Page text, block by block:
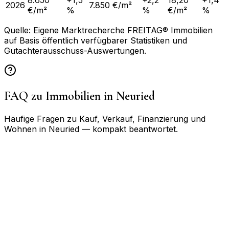
2026 €/m²
%
7.850 €/m²
%
€/m²
%
Quelle: Eigene Marktrecherche FREITAG® Immobilien
auf Basis öffentlich verfügbarer Statistiken und
Gutachterausschuss-Auswertungen.
FAQ zu Immobilien in Neuried
Häufige Fragen zu Kauf, Verkauf, Finanzierung und
Wohnen in Neuried — kompakt beantwortet.